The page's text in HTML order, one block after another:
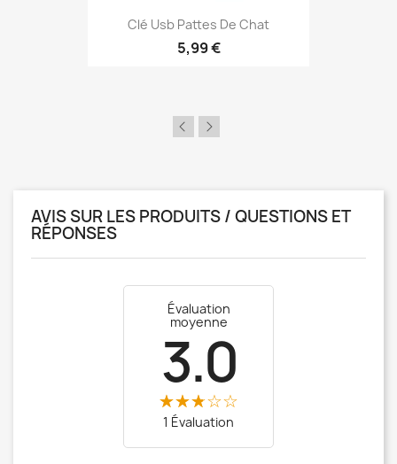
Aperçu rapide
Clé Usb Pattes De Chat
5,99 €
AVIS SUR LES PRODUITS / QUESTIONS ET
RÉPONSES
Évaluation
moyenne
3.0
1 Évaluation